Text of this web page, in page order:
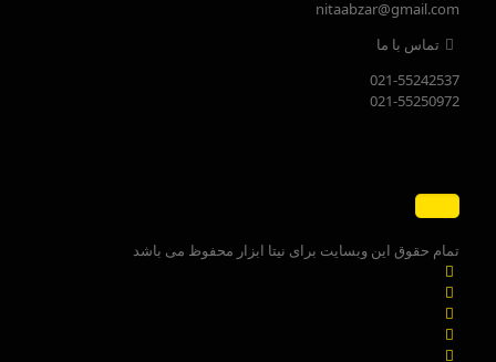
nitaabzar@gmail.com
تماس با ما
021-55242537
021-55250972
تمام حقوق این وبسایت برای نیتا ابزار محفوظ می باشد